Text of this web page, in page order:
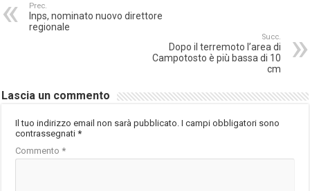
Prec.
Inps, nominato nuovo direttore
regionale
Succ.
Dopo il terremoto l’area di
Campotosto è più bassa di 10
cm
Lascia un commento
Il tuo indirizzo email non sarà pubblicato. I campi obbligatori sono
contrassegnati*
Commento*